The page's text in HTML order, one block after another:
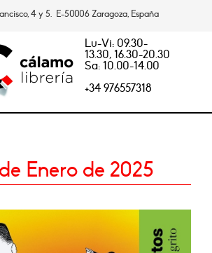
4 y 5. E-50006 Zaragoza, España
Lu-Vi: 09.30-
13.30, 16.30-20.30
Sa: 10.00-14.00
+34 976557318
Enero de 2025